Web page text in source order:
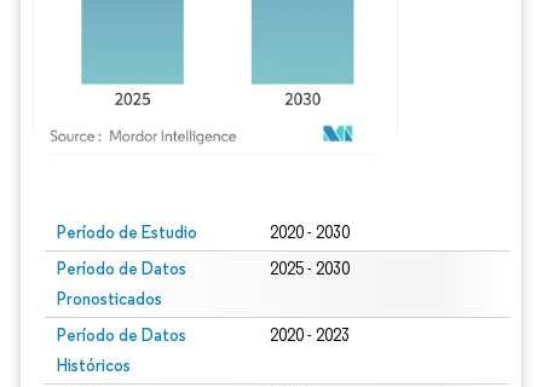
Período de Estudio 2020 - 2030
Período de Datos
Pronosticados
2025 - 2030
Período de Datos
Históricos
2020 - 2023